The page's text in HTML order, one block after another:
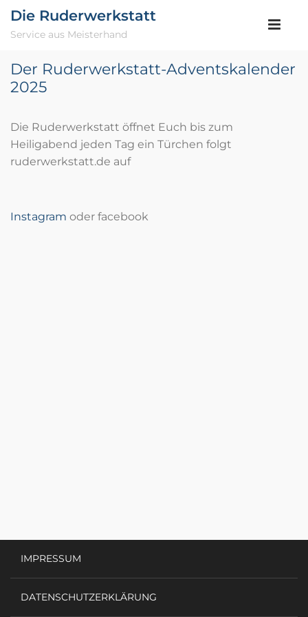
Die Ruderwerkstatt
Service aus Meisterhand
Der Ruderwerkstatt-Adventskalender
2025
Die Ruderwerkstatt öffnet Euch bis zum
Heiligabend jeden Tag ein Türchen folgt
ruderwerkstatt.de auf
Instagram oder facebook
IMPRESSUM
DATENSCHUTZERKLÄRUNG